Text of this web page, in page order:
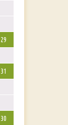
29
31
30